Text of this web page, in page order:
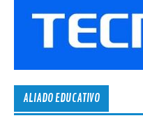
ALIADO EDUCATIVO